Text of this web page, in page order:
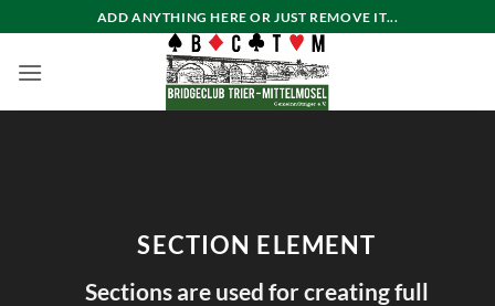
Inhalt
springen
ADD ANYTHING HERE OR JUST REMOVE IT...
SECTION ELEMENT
Sections are used for creating full